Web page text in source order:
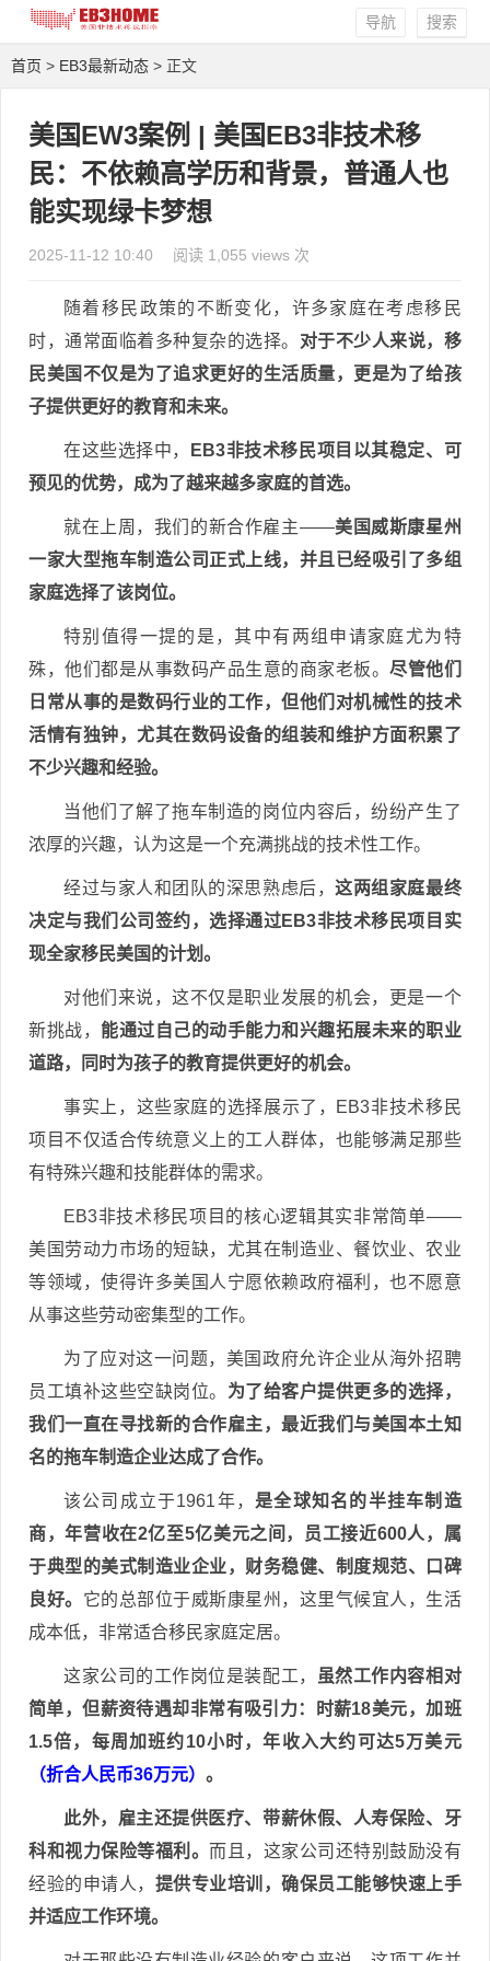
搜索
导航
首页 > EB3最新动态 > 正文
美国EW3案例 | 美国EB3非技术移
民：不依赖高学历和背景，普通人也
能实现绿卡梦想
2025-11-12 10:40 阅读 1,055 views 次
随着移民政策的不断变化，许多家庭在考虑移民
时，通常面临着多种复杂的选择。 对于不少人来说，移
民美国不仅是为了追求更好的生活质量，更是为了给孩
子提供更好的教育和未来。
在这些选择中，
EB3非技术移民项目以其稳定、可
预见的优势，成为了越来越多家庭的首选。
就在上周，我们的新合作雇主——美国威斯康星州
一家大型拖车制造公司正式上线，并且已经吸引了多组
家庭选择了该岗位。
特别值得一提的是，其中有两组申请家庭尤为特
殊，他们都是从事数码产品生意的商家老板。尽管他们
日常从事的是数码行业的工作，但他们对机械性的技术
活情有独钟，尤其在数码设备的组装和维护方面积累了
不少兴趣和经验。
当他们了解了拖车制造的岗位内容后，纷纷产生了
浓厚的兴趣，认为这是一个充满挑战的技术性工作。
经过与家人和团队的深思熟虑后，这两组家庭最终
决定与我们公司签约，选择通过EB3非技术移民项目实
现全家移民美国的计划。
对他们来说，这不仅是职业发展的机会，更是一个
新挑战， 能通过自己的动手能力和兴趣拓展未来的职业
道路，同时为孩子的教育提供更好的机会。
事实上，这些家庭的选择展示了，EB3非技术移民
项目不仅适合传统意义上的工人群体，也能够满足那些
有特殊兴趣和技能群体的需求。
EB3非技术移民项目的核心逻辑其实非常简单——
美国劳动力市场的短缺，尤其在制造业、餐饮业、农业
等领域，使得许多美国人宁愿依赖政府福利，也不愿意
从事这些劳动密集型的工作。
为了应对这一问题，美国政府允许企业从海外招聘
员工填补这些空缺岗位。 为了给客户提供更多的选择，
我们一直在寻找新的合作雇主，最近我们与美国本土知
名的拖车制造企业达成了合作。
该公司成立于1961年， 是全球知名的半挂车制造
商，年营收在2亿至5亿美元之间，员工接近600人，属
于典型的美式制造业企业，财务稳健、制度规范、口碑
良好。 它的总部位于威斯康星州，这里气候宜人，生活
成本低，非常适合移民家庭定居。
这家公司的工作岗位是装配工，
虽然工作内容相对
简单，但薪资待遇却非常有吸引力：时薪18美元，加班
1.5倍，每周加班约10小时，年收入大约可达5万美元
（折合人民币36万元） 。
此外，雇主还提供医疗、带薪休假、人寿保险、牙
科和视力保险等福利。 而且，这家公司还特别鼓励没有
经验的申请人， 提供专业培训，确保员工能够快速上手
并适应工作环境。